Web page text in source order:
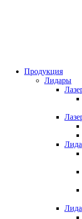
Продукция
Лидары